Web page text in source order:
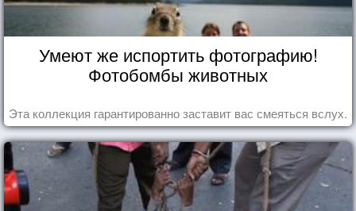
Умеют же испортить фотографию!
Фотобомбы животных
Эта коллекция гарантированно заставит вас смеяться вслух.